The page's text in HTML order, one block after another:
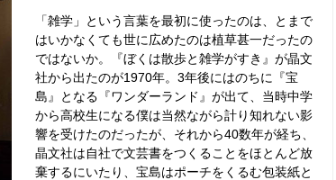
「雑学」という言葉を最初に使ったのは、とまで
はいかなくても世に広めたのは植草甚一だったの
ではないか。『ぼくは散歩と雑学がすき』が晶文
社から出たのが1970年。3年後にはのちに『宝
島』となる『ワンダーランド』が出て、当時中学
から高校生になる僕は当然ながら計り知れない影
響を受けたのだったが、それから40数年が経ち、
晶文社は自社で文芸書をつくることをほとんど放
棄するにいたり、宝島はポーチをくるむ包装紙と